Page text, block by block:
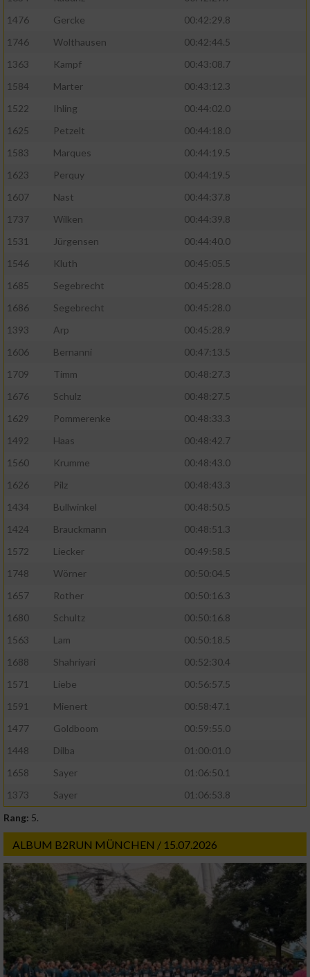
1476
Gercke
00:42:29.8
1746
Wolthausen
00:42:44.5
1363
Kampf
00:43:08.7
1584
Marter
00:43:12.3
1522
Ihling
00:44:02.0
1625
Petzelt
00:44:18.0
1583
Marques
00:44:19.5
1623
Perquy
00:44:19.5
1607
Nast
00:44:37.8
1737
Wilken
00:44:39.8
1531
Jürgensen
00:44:40.0
1546
Kluth
00:45:05.5
1685
Segebrecht
00:45:28.0
1686
Segebrecht
00:45:28.0
1393
Arp
00:45:28.9
1606
Bernanni
00:47:13.5
1709
Timm
00:48:27.3
1676
Schulz
00:48:27.5
1629
Pommerenke
00:48:33.3
1492
Haas
00:48:42.7
1560
Krumme
00:48:43.0
1626
Pilz
00:48:43.3
1434
Bullwinkel
00:48:50.5
1424
Brauckmann
00:48:51.3
1572
Liecker
00:49:58.5
1748
Wörner
00:50:04.5
1657
Rother
00:50:16.3
1680
Schultz
00:50:16.8
1563
Lam
00:50:18.5
1688
Shahriyari
00:52:30.4
1571
Liebe
00:56:57.5
1591
Mienert
00:58:47.1
1477
Goldboom
00:59:55.0
1448
Dilba
01:00:01.0
1658
Sayer
01:06:50.1
1373
Sayer
01:06:53.8
Rang: 5.
ALBUM B2RUN MÜNCHEN / 15.07.2026